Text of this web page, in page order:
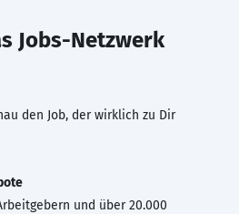
Jobs-Netzwerk
den Job, der wirklich zu Dir
und über 20.000